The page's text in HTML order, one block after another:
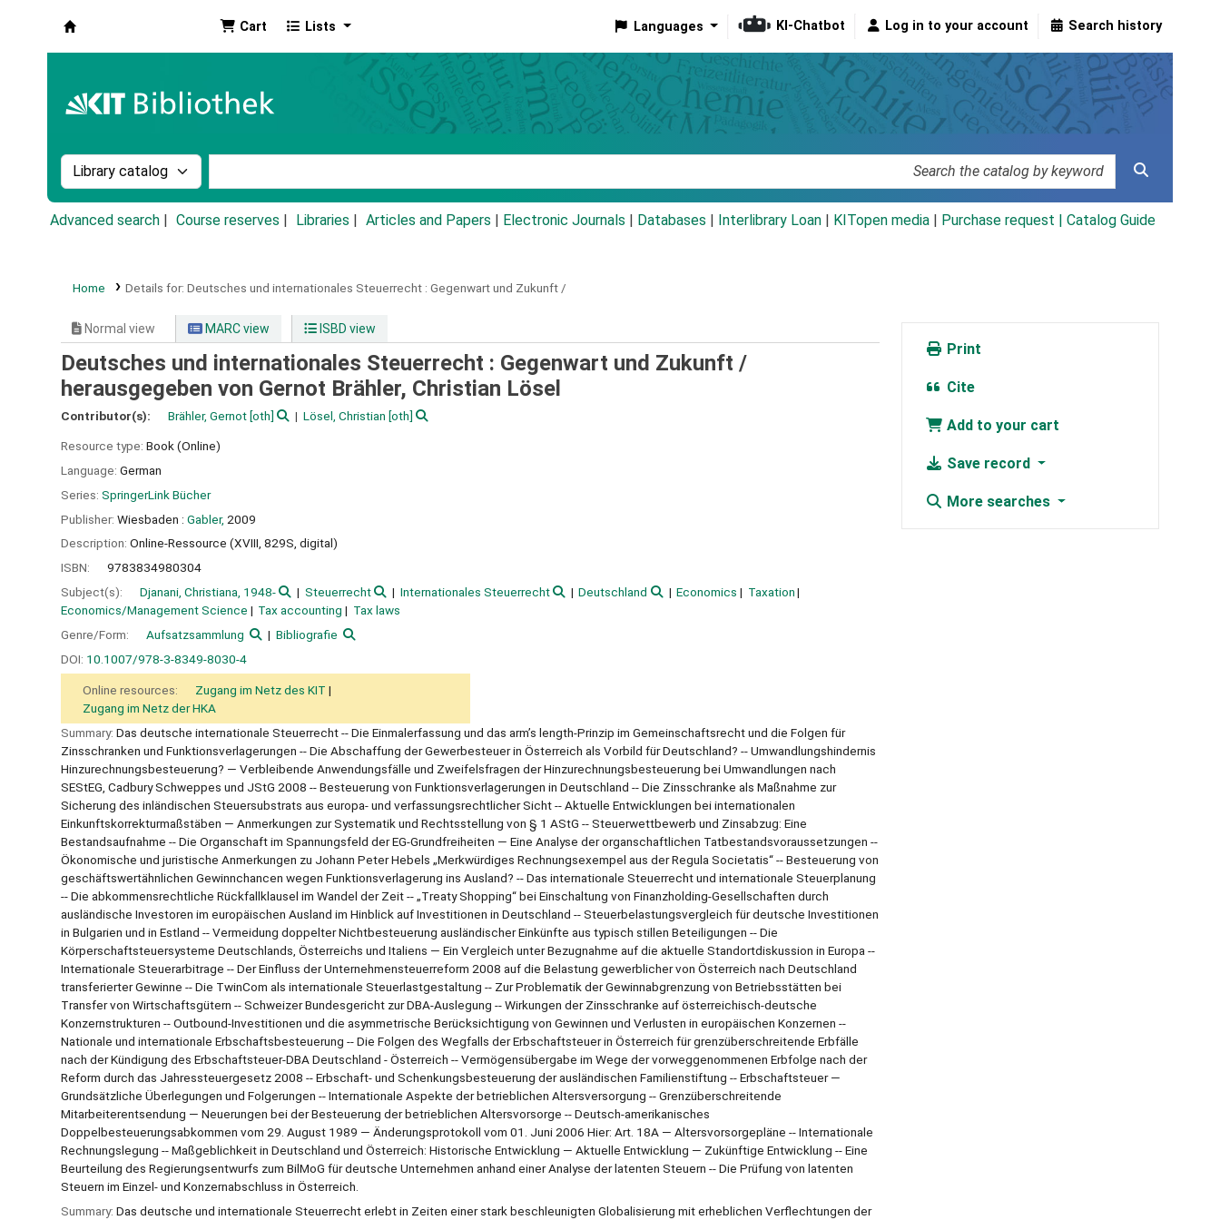
Cart Lists Languages KI-Chatbot Log in to your account Search history
Search the catalog by:
Advanced search Course reserves Libraries Articles and Papers Electronic Journals Databases Interlibrary Loan KITopen media Purchase request | Catalog Guide
Home Details for: Deutsches und internationales Steuerrecht : Gegenwart und Zukunft /
Normal view MARC view ISBD view
Deutsches und internationales Steuerrecht : Gegenwart und Zukunft /
herausgegeben von Gernot Brähler, Christian Lösel
Contributor(s): Brähler, Gernot [oth] Lösel, Christian [oth]
Resource type: Book (Online)
Language: German
Series: SpringerLink Bücher
Publisher: Wiesbaden : Gabler, 2009
Description: Online-Ressource (XVIII, 829S, digital)
ISBN:
9783834980304
Subject(s):
Djanani, Christiana, 1948- Steuerrecht Internationales Steuerrecht Deutschland Economics
Taxation
Economics/Management Science
Tax accounting
Tax laws
Genre/Form:
Aufsatzsammlung
Bibliografie
DOI: 10.1007/978-3-8349-8030-4
Online resources:
Zugang im Netz des KIT
Zugang im Netz der HKA
Summary: Das deutsche internationale Steuerrecht -- Die Einmalerfassung und das arm’s length-Prinzip im Gemeinschaftsrecht und die Folgen für
Zinsschranken und Funktionsverlagerungen -- Die Abschaffung der Gewerbesteuer in Österreich als Vorbild für Deutschland? -- Umwandlungshindernis
Hinzurechnungsbesteuerung? — Verbleibende Anwendungsfälle und Zweifelsfragen der Hinzurechnungsbesteuerung bei Umwandlungen nach
SEStEG, Cadbury Schweppes und JStG 2008 -- Besteuerung von Funktionsverlagerungen in Deutschland -- Die Zinsschranke als Maßnahme zur
Sicherung des inländischen Steuersubstrats aus europa- und verfassungsrechtlicher Sicht -- Aktuelle Entwicklungen bei internationalen
Einkunftskorrekturmaßstäben — Anmerkungen zur Systematik und Rechtsstellung von § 1 AStG -- Steuerwettbewerb und Zinsabzug: Eine
Bestandsaufnahme -- Die Organschaft im Spannungsfeld der EG-Grundfreiheiten — Eine Analyse der organschaftlichen Tatbestandsvoraussetzungen --
Ökonomische und juristische Anmerkungen zu Johann Peter Hebels „Merkwürdiges Rechnungsexempel aus der Regula Societatis“ -- Besteuerung von
geschäftswertähnlichen Gewinnchancen wegen Funktionsverlagerung ins Ausland? -- Das internationale Steuerrecht und internationale Steuerplanung
-- Die abkommensrechtliche Rückfallklausel im Wandel der Zeit -- „Treaty Shopping“ bei Einschaltung von Finanzholding-Gesellschaften durch
ausländische Investoren im europäischen Ausland im Hinblick auf Investitionen in Deutschland -- Steuerbelastungsvergleich für deutsche Investitionen
in Bulgarien und in Estland -- Vermeidung doppelter Nichtbesteuerung ausländischer Einkünfte aus typisch stillen Beteiligungen -- Die
Körperschaftsteuersysteme Deutschlands, Österreichs und Italiens — Ein Vergleich unter Bezugnahme auf die aktuelle Standortdiskussion in Europa --
Internationale Steuerarbitrage -- Der Einfluss der Unternehmensteuerreform 2008 auf die Belastung gewerblicher von Österreich nach Deutschland
transferierter Gewinne -- Die TwinCom als internationale Steuerlastgestaltung -- Zur Problematik der Gewinnabgrenzung von Betriebsstätten bei
Transfer von Wirtschaftsgütern -- Schweizer Bundesgericht zur DBA-Auslegung -- Wirkungen der Zinsschranke auf österreichisch-deutsche
Konzernstrukturen -- Outbound-Investitionen und die asymmetrische Berücksichtigung von Gewinnen und Verlusten in europäischen Konzernen --
Nationale und internationale Erbschaftsbesteuerung -- Die Folgen des Wegfalls der Erbschaftsteuer in Österreich für grenzüberschreitende Erbfälle
nach der Kündigung des Erbschaftsteuer-DBA Deutschland - Österreich -- Vermögensübergabe im Wege der vorweggenommenen Erbfolge nach der
Reform durch das Jahressteuergesetz 2008 -- Erbschaft- und Schenkungsbesteuerung der ausländischen Familienstiftung -- Erbschaftsteuer —
Grundsätzliche Überlegungen und Folgerungen -- Internationale Aspekte der betrieblichen Altersversorgung -- Grenzüberschreitende
Mitarbeiterentsendung — Neuerungen bei der Besteuerung der betrieblichen Altersvorsorge -- Deutsch-amerikanisches
Doppelbesteuerungsabkommen vom 29. August 1989 — Änderungsprotokoll vom 01. Juni 2006 Hier: Art. 18A — Altersvorsorgepläne -- Internationale
Rechnungslegung -- Maßgeblichkeit in Deutschland und Österreich: Historische Entwicklung — Aktuelle Entwicklung — Zukünftige Entwicklung -- Eine
Beurteilung des Regierungsentwurfs zum BilMoG für deutsche Unternehmen anhand einer Analyse der latenten Steuern -- Die Prüfung von latenten
Steuern im Einzel- und Konzernabschluss in Österreich.
Summary: Das deutsche und internationale Steuerrecht erlebt in Zeiten einer stark beschleunigten Globalisierung mit erheblichen Verflechtungen der
Print
Cite
Add to your cart
Save record
More searches